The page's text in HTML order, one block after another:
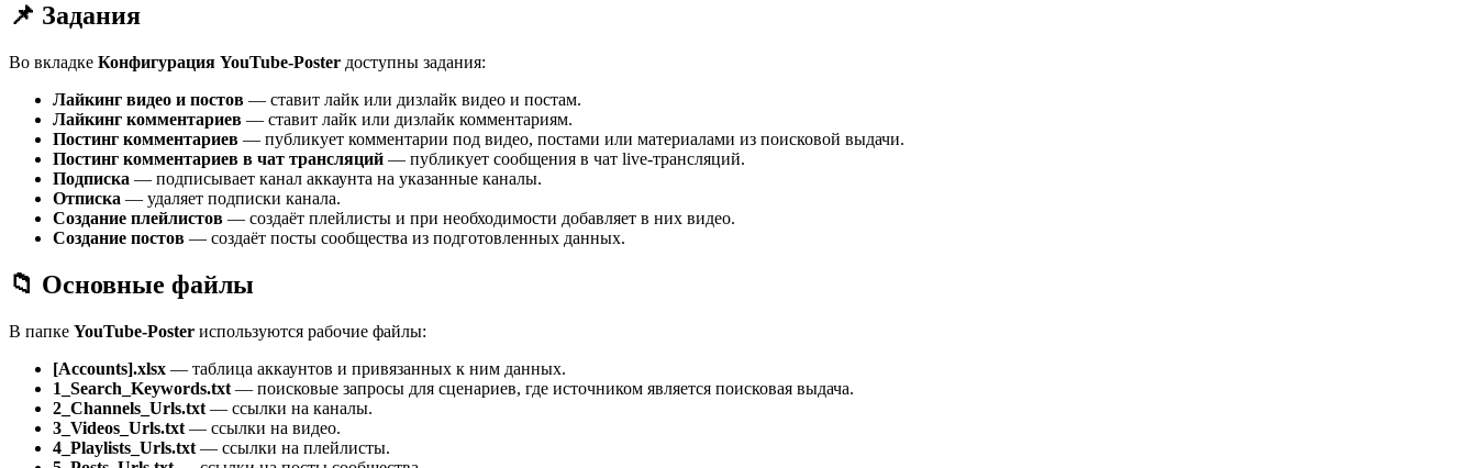
📌 Задания
Во вкладке Конфигурация YouTube-Poster доступны задания:
Лайкинг видео и постов — ставит лайк или дизлайк видео и постам.
Лайкинг комментариев — ставит лайк или дизлайк комментариям.
Постинг комментариев — публикует комментарии под видео, постами или материалами из поисковой выдачи.
Постинг комментариев в чат трансляций — публикует сообщения в чат live-трансляций.
Подписка — подписывает канал аккаунта на указанные каналы.
Отписка — удаляет подписки канала.
Создание плейлистов — создаёт плейлисты и при необходимости добавляет в них видео.
Создание постов — создаёт посты сообщества из подготовленных данных.
📁 Основные файлы
В папке YouTube-Poster используются рабочие файлы:
[Accounts].xlsx — таблица аккаунтов и привязанных к ним данных.
1_Search_Keywords.txt — поисковые запросы для сценариев, где источником является поисковая выдача.
2_Channels_Urls.txt — ссылки на каналы.
3_Videos_Urls.txt — ссылки на видео.
4_Playlists_Urls.txt — ссылки на плейлисты.